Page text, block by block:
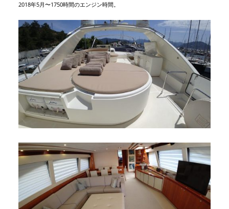
2018年5月〜1750時間のエンジン時間。